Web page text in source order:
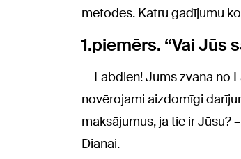
metodes. Katru gadījumu
1.piemērs. “Vai Jūs
-- Labdien! Jums zvana no
novērojami aizdomīgi
maksājumus, ja tie ir Jūsu?
Diānai.